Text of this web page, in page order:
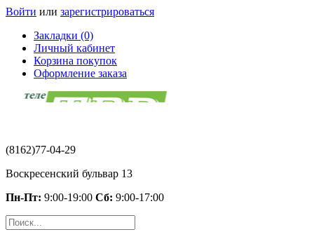
Войти или зарегистрироваться
Закладки (0)
Личный кабинет
Корзина покупок
Оформление заказа
(8162)77-04-29
Воскресенский бульвар 13
Пн-Пт: 9:00-19:00 Сб: 9:00-17:00